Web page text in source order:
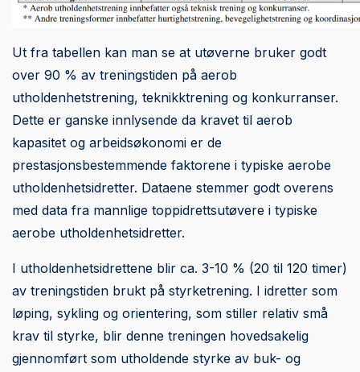
Ut fra tabellen kan man se at utøverne bruker godt
over 90 % av treningstiden på aerob
utholdenhetstrening, teknikktrening og konkurranser.
Dette er ganske innlysende da kravet til aerob
kapasitet og arbeidsøkonomi er de
prestasjonsbestemmende faktorene i typiske aerobe
utholdenhetsidretter. Dataene stemmer godt overens
med data fra mannlige toppidrettsutøvere i typiske
aerobe utholdenhetsidretter.
I utholdenhetsidrettene blir ca. 3-10 % (20 til 120 timer)
av treningstiden brukt på styrketrening. I idretter som
løping, sykling og orientering, som stiller relativ små
krav til styrke, blir denne treningen hovedsakelig
gjennomført som utholdende styrke av buk- og